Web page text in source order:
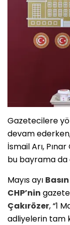
Gazetecilere
devam
İsmail Arı,
bu bayrama da
Mayıs ayı
CHP’nin
Çakırözer, “1
adliyelerin tam